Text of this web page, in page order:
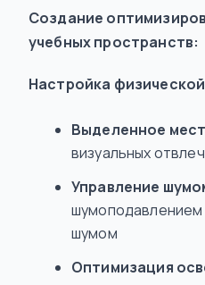
Создание
учебных пространств:
Настройка
Выделенное
визуальных
Управление
шумом
Оптимизация